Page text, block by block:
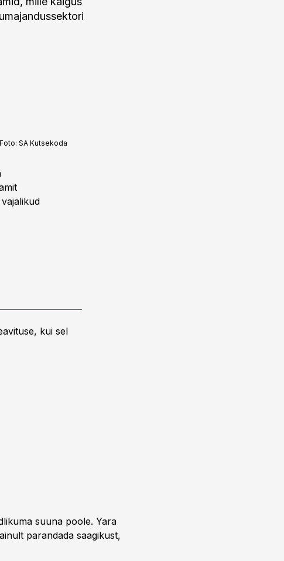
Foto: SA Kutsekoda
kui sel
suuna poole. Yara
parandada saagikust,